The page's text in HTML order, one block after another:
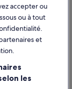
compagnie
accepter ou
ou à tout
et
les